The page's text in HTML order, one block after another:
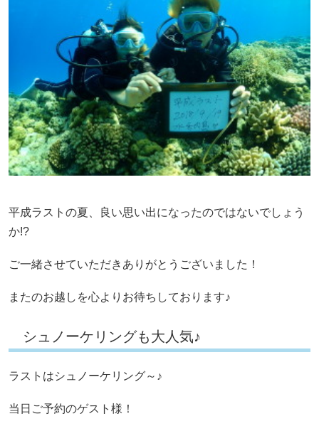
平成ラストの夏、良い思い出になったのではないでしょう
か!?
ご一緒させていただきありがとうございました！
またのお越しを心よりお待ちしております♪
シュノーケリングも大人気♪
ラストはシュノーケリング～♪
当日ご予約のゲスト様！